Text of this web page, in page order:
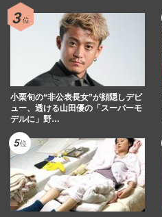
小栗旬の“非公表長女”が顔隠しデビ
ュー、透ける山田優の「スーパーモ
デルに」野…